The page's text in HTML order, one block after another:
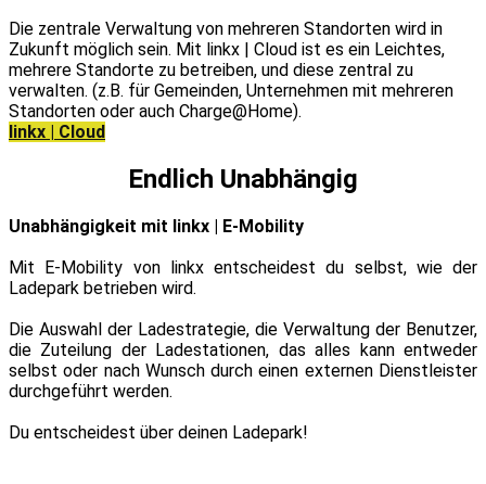
Die zentrale Verwaltung von mehreren Standorten wird in
Zukunft möglich sein. Mit linkx | Cloud ist es ein Leichtes,
mehrere Standorte zu betreiben, und diese zentral zu
verwalten. (z.B. für Gemeinden, Unternehmen mit mehreren
Standorten oder auch Charge@Home).
linkx | Cloud
Endlich Unabhängig
Unabhängigkeit mit linkx | E-Mobility
Mit E-Mobility von linkx entscheidest du selbst, wie der
Ladepark betrieben wird.
Die Auswahl der Ladestrategie, die Verwaltung der Benutzer,
die Zuteilung der Ladestationen, das alles kann entweder
selbst oder nach Wunsch durch einen externen Dienstleister
durchgeführt werden.
Du entscheidest über deinen Ladepark!